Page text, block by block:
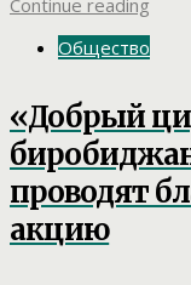
Общество
«Добрый
проводят
акцию